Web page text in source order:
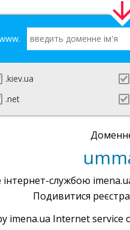
.kiev.ua
.net
службою
Подивитися
imena.ua Internet